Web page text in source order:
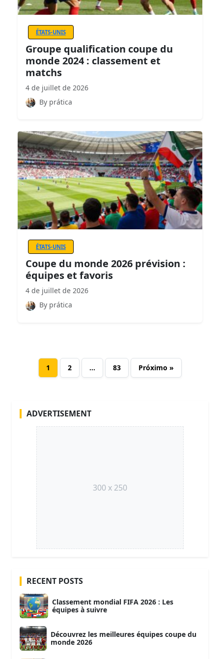
ÉTATS-UNIS
Groupe qualification coupe du
monde 2024 : classement et
matchs
4 de juillet de 2026
By prática
ÉTATS-UNIS
Coupe du monde 2026 prévision :
équipes et favoris
4 de juillet de 2026
By prática
1 2 … 83 Próximo »
ADVERTISEMENT
300 x 250
RECENT POSTS
Classement mondial FIFA 2026 : Les
équipes à suivre
Découvrez les meilleures équipes coupe du
monde 2026